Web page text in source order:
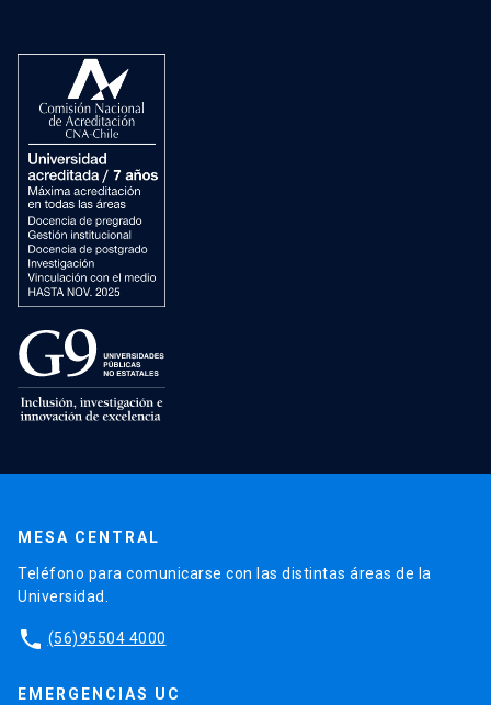
MESA CENTRAL
Teléfono para comunicarse con las distintas áreas de la
Universidad.
phone (56)95504 4000
EMERGENCIAS UC